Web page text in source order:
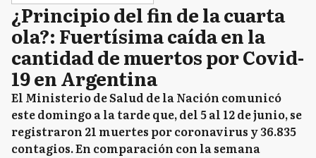
¿Principio del fin de la cuarta
ola?: Fuertísima caída en la
cantidad de muertos por Covid-
19 en Argentina
El Ministerio de Salud de la Nación comunicó
este domingo a la tarde que, del 5 al 12 de junio, se
registraron 21 muertes por coronavirus y 36.835
contagios. En comparación con la semana